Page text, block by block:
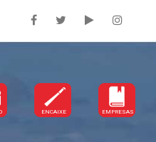
ENCAIXE EMPRESAS